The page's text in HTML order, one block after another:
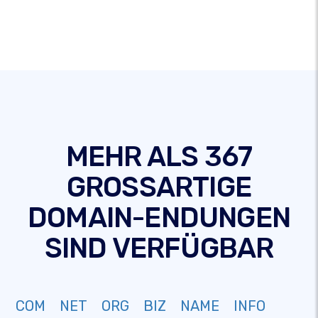
MEHR ALS 367
GROSSARTIGE
DOMAIN-ENDUNGEN
SIND VERFÜGBAR
COM NET ORG BIZ NAME INFO